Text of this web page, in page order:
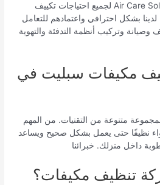
اتصل بالمحترفين في Air Care Solutions لجميع احتياجات تكييف
بشكل احترافي واعتمادهم للتعامل
وتركيب أنظمة التدفئة والتهوية
مكيفات سبليت في
متنوعة من التقنيات. من المهم
نظيفًا حتى يعمل بشكل صحيح ويساعد
داخل منزلك. خبرائنا
تنظيف مكيفات؟